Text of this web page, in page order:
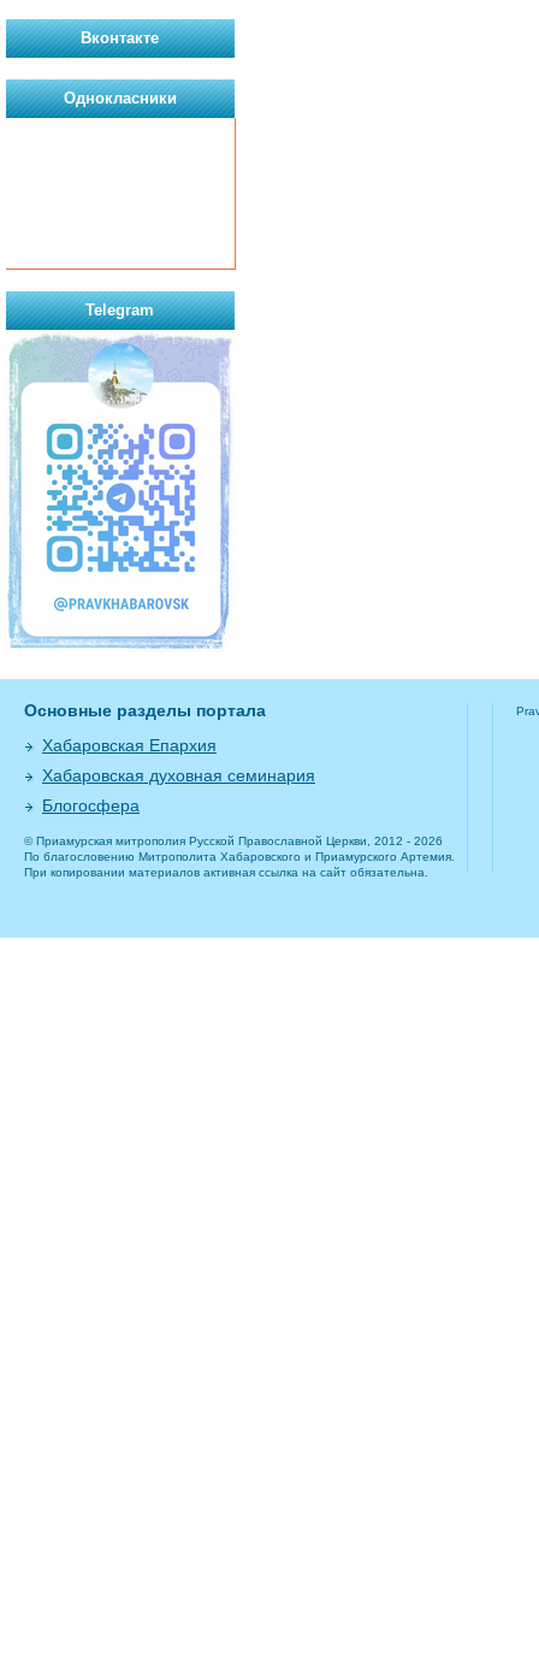
Вконтакте
Однокласники
Telegram
Основные разделы портала
Хабаровская Епархия
Хабаровская духовная семинария
Блогосфера
© Приамурская митрополия Русской Православной Церкви, 2012 - 2026
По благословению Митрополита Хабаровского и Приамурского Артемия.
При копировании материалов активная ссылка на сайт обязательна.